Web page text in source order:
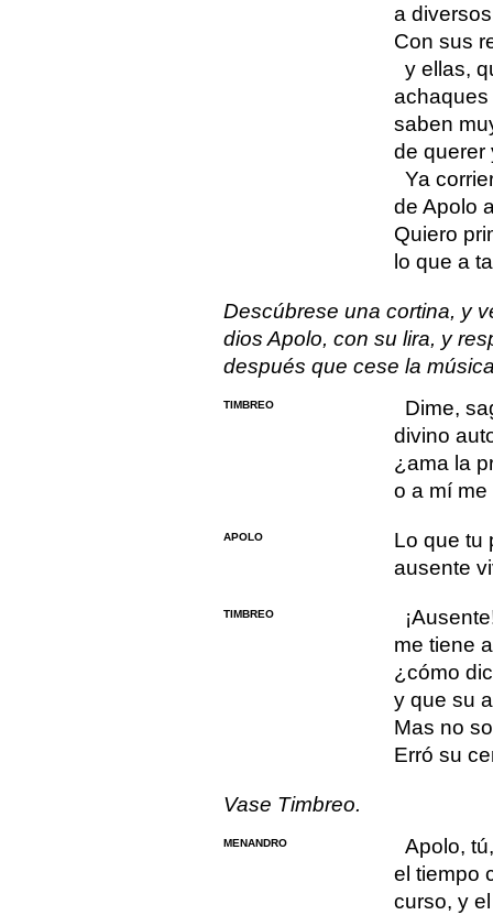
a
Con sus
y ellas,
achaques
saben
de querer
Ya
de Apolo
Quiero
lo que a
Descúbrese una cortina, y
dios Apolo, con su lira, y
después que cese la
TIMBREO
Dime,
divino
¿ama la
o a mí
APOLO
Lo que tu
ausente
TIMBREO
me tiene
¿cómo
y que su
Mas no
Erró su
Vase Timbreo.
MENANDRO
Apolo,
el tiempo
curso, y